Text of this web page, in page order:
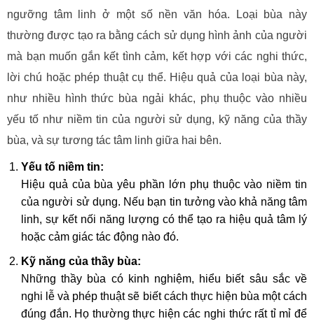
ngưỡng tâm linh ở một số nền văn hóa. Loại bùa này
thường được tạo ra bằng cách sử dụng hình ảnh của người
mà bạn muốn gắn kết tình cảm, kết hợp với các nghi thức,
lời chú hoặc phép thuật cụ thể. Hiệu quả của loại bùa này,
như nhiều hình thức bùa ngải khác, phụ thuộc vào nhiều
yếu tố như niềm tin của người sử dụng, kỹ năng của thầy
bùa, và sự tương tác tâm linh giữa hai bên.
Yếu tố niềm tin:
Hiệu quả của bùa yêu phần lớn phụ thuộc vào niềm tin
của người sử dụng. Nếu bạn tin tưởng vào khả năng tâm
linh, sự kết nối năng lượng có thể tạo ra hiệu quả tâm lý
hoặc cảm giác tác động nào đó.
Kỹ năng của thầy bùa:
Những thầy bùa có kinh nghiệm, hiểu biết sâu sắc về
nghi lễ và phép thuật sẽ biết cách thực hiện bùa một cách
đúng đắn. Họ thường thực hiện các nghi thức rất tỉ mỉ để